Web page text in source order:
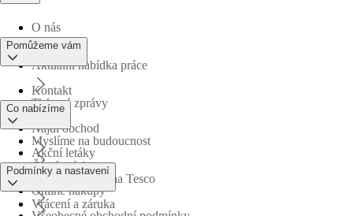
O nás
Aktuální nabídka práce
Tiskové zprávy
Myslíme na budoucnost
Obchodní skupina Tesco
Pomůžeme vám
Kontakt
Najdi obchod
Časté otázky
Vrácení a záruka
Co nabízíme
Akční letáky
Online nákupy
Podmínky a nastavení